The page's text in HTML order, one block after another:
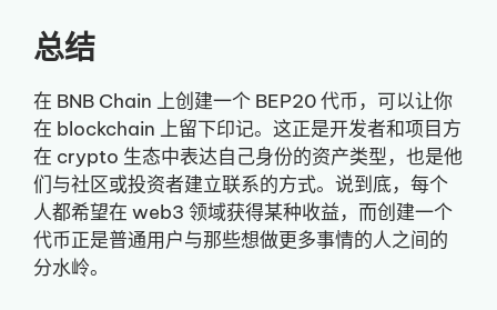
总结
在 BNB Chain 上创建一个 BEP20 代币，可以让你
在 blockchain 上留下印记。这正是开发者和项目方
在 crypto 生态中表达自己身份的资产类型，也是他
们与社区或投资者建立联系的方式。说到底，每个
人都希望在 web3 领域获得某种收益，而创建一个
代币正是普通用户与那些想做更多事情的人之间的
分水岭。